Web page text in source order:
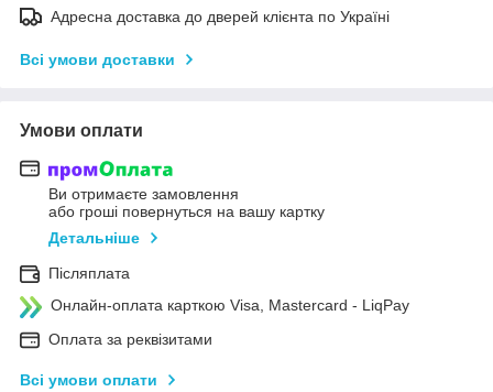
Адресна доставка до дверей клієнта по Україні
Всі умови доставки
Умови оплати
Ви отримаєте замовлення
або гроші повернуться на вашу картку
Детальніше
Післяплата
Онлайн-оплата карткою Visa, Mastercard - LiqPay
Оплата за реквізитами
Всі умови оплати